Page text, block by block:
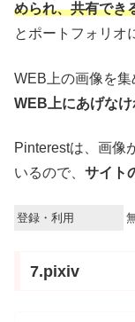
められ、共有でき
とポートフォリオ
WEB上の画像を集
WEB上にあげな
Pinterestは、画像
いるので、 サイト
登録・利用
7.pixiv